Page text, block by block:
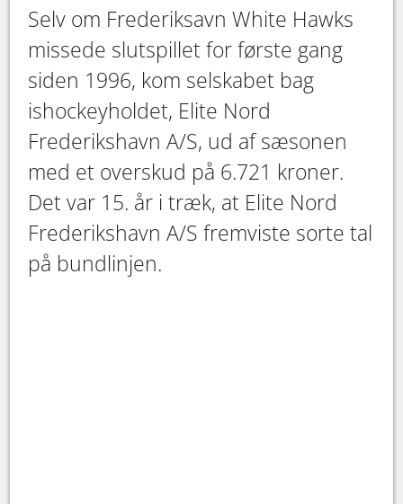
Selv om Frederiksavn White Hawks
missede slutspillet for første gang
siden 1996, kom selskabet bag
ishockeyholdet, Elite Nord
Frederikshavn A/S, ud af sæsonen
med et overskud på 6.721 kroner.
Det var 15. år i træk, at Elite Nord
Frederikshavn A/S fremviste sorte tal
på bundlinjen.